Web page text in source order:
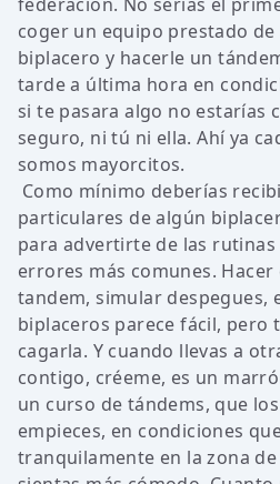
coger un equipo prestado
biplacero y hacerle un
tarde a última hora en
si te pasara algo no estarías
seguro, ni tú ni ella. Ahí ya
somos mayorcitos.
Como mínimo deberías
particulares de algún
para advertirte de las rutinas
errores más comunes. Hacer
tandem, simular despegues,
biplaceros parece fácil, pero
cagarla. Y cuando llevas a
contigo, créeme, es un
un curso de tándems, que
empieces, en condiciones
tranquilamente en la zona